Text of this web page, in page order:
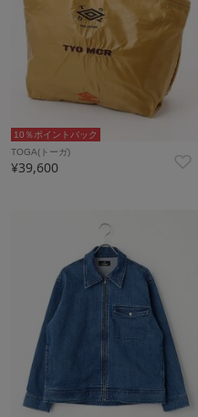
10％ポイントバック
TOGA(トーガ)
¥39,600